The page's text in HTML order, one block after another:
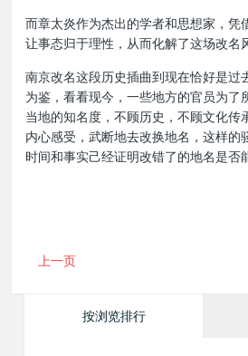
而章太炎作为杰出的学者和思想家，凭
让事态归于理性，从而化解了这场改名
南京改名这段历史插曲到现在恰好是过
为鉴，看看现今，一些地方的官员为了
当地的知名度，不顾历史，不顾文化传
内心感受，武断地去改换地名，这样的
时间和事实己经证明改错了的地名是否
上一页
按浏览排行